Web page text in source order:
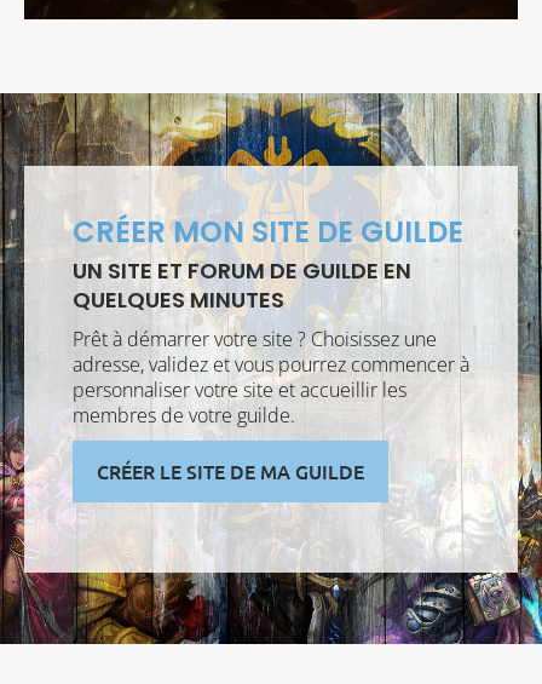
CRÉER MON SITE DE GUILDE
UN SITE ET FORUM DE GUILDE EN
QUELQUES MINUTES
Prêt à démarrer votre site ? Choisissez une
adresse, validez et vous pourrez commencer à
personnaliser votre site et accueillir les
membres de votre guilde.
CRÉER LE SITE DE MA GUILDE